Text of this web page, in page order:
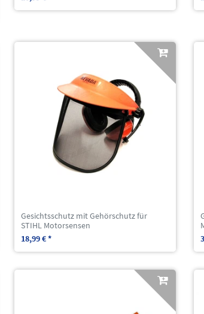
Gesichtsschutz mit Gehörschutz für
STIHL Motorsensen
18,99 € *